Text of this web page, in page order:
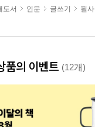
도서
인문 글쓰기 필사
품의 이벤트 (12개)